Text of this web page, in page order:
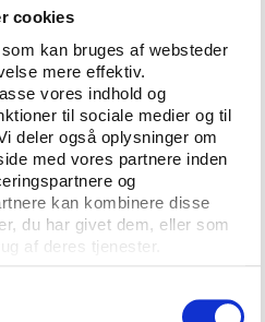
cookies
kan bruges af websteder
mere effektiv.
vores indhold og
til sociale medier og til
deler også oplysninger om
med vores partnere inden
og
kan kombinere disse
du har givet dem, eller som
af deres tjenester.
’Folkeoplysning i
største udfordringer V’.
du gik glip af eller gerne
at finde podcasts og
oplæg på Vifos
fra hovedparten af
også tilgængelige på
de mange slides,